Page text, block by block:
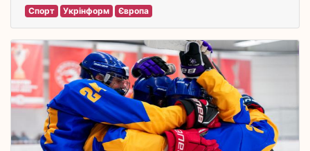
Спорт Укрінформ Європа